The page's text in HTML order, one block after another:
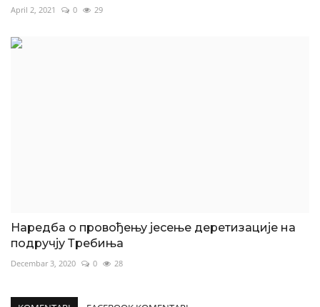
April 2, 2021 0 29
Наредба о провођењу јесење деретизације на
подручју Требиња
Decembar 3, 2020 0 28